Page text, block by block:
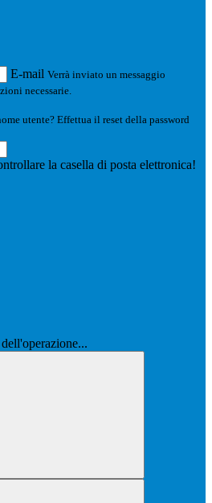
E-mail Verrà inviato un messaggio
necessarie.
utente? Effettua il reset della password
la casella di posta elettronica!